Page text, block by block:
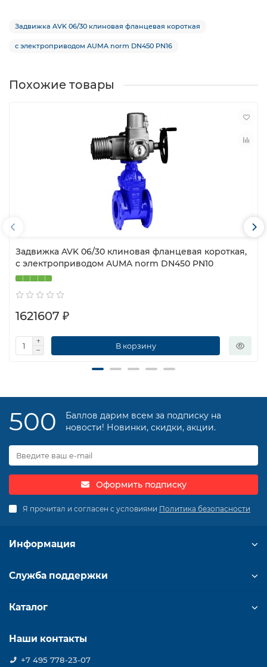
Задвижка AVK 06/30 клиновая фланцевая короткая
с электроприводом AUMA norm DN450 PN16
Похожие товары
Задвижка AVK 06/30 клиновая фланцевая короткая,
с электроприводом AUMA norm DN450 PN10
1621607 ₽
В корзину
500
Баллов дарим всем за подписку на
новости! Новинки, скидки, акции.
Оформить подписку
Я прочитал и согласен с условиями Политика безопасности
Информация
Служба поддержки
Каталог
Наши контакты
+7 495 778-23-07